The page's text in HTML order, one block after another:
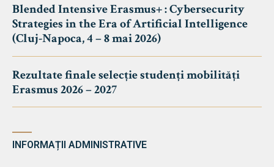
Blended Intensive Erasmus+ : Cybersecurity
Strategies in the Era of Artificial Intelligence
(Cluj-Napoca, 4 – 8 mai 2026)
Rezultate finale selecție studenți mobilități
Erasmus 2026 – 2027
INFORMAȚII ADMINISTRATIVE